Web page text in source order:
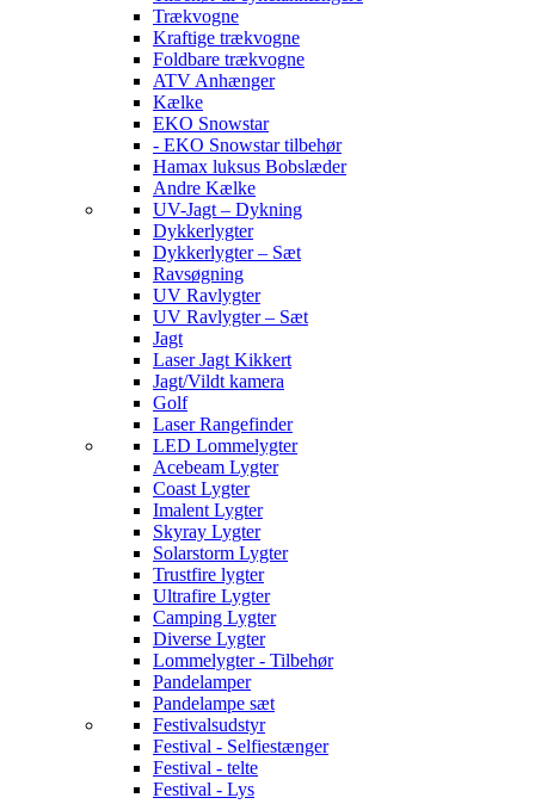
Trækvogne
Kraftige trækvogne
Foldbare trækvogne
ATV Anhænger
Kælke
EKO Snowstar
- EKO Snowstar tilbehør
Hamax luksus Bobslæder
Andre Kælke
UV-Jagt – Dykning
Dykkerlygter
Dykkerlygter – Sæt
Ravsøgning
UV Ravlygter
UV Ravlygter – Sæt
Jagt
Laser Jagt Kikkert
Jagt/Vildt kamera
Golf
Laser Rangefinder
LED Lommelygter
Acebeam Lygter
Coast Lygter
Imalent Lygter
Skyray Lygter
Solarstorm Lygter
Trustfire lygter
Ultrafire Lygter
Camping Lygter
Diverse Lygter
Lommelygter - Tilbehør
Pandelamper
Pandelampe sæt
Festivalsudstyr
Festival - Selfiestænger
Festival - telte
Festival - Lys